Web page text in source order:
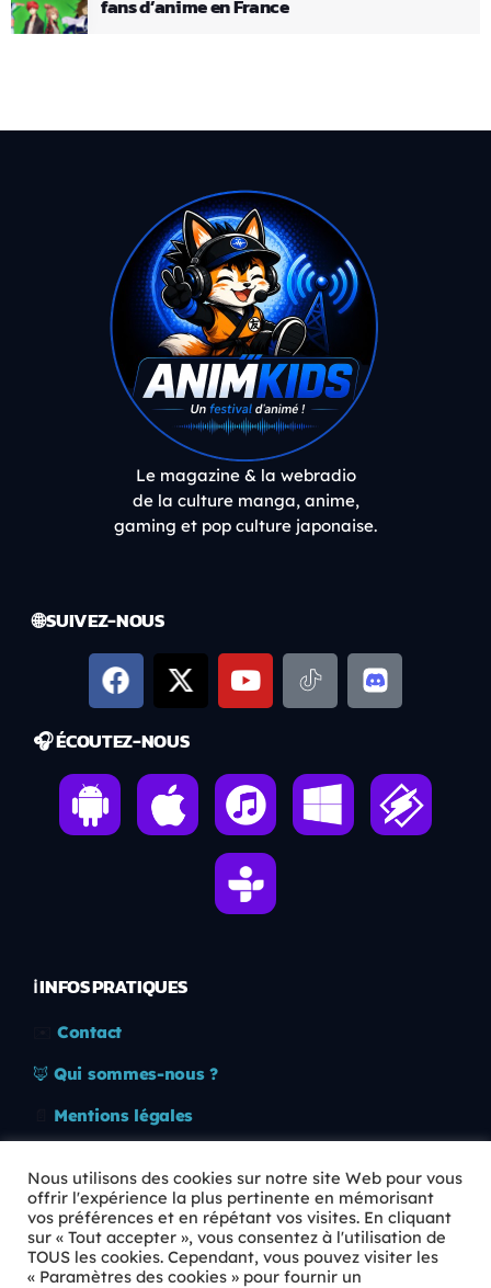
fans d’anime en France
Le magazine & la webradio
de la culture manga, anime,
gaming et pop culture japonaise.
🌐 SUIVEZ-NOUS
🎧 ÉCOUTEZ-NOUS
ℹ️ INFOS PRATIQUES
Contact
🦊 Qui sommes-nous ?
Mentions légales
🛡️ RGPD
Copyright © 2026 Animkids. Tous droits réservés.
Nous utilisons des cookies sur notre site Web pour vous
offrir l'expérience la plus pertinente en mémorisant
vos préférences et en répétant vos visites. En cliquant
sur « Tout accepter », vous consentez à l'utilisation de
TOUS les cookies. Cependant, vous pouvez visiter les
« Paramètres des cookies » pour fournir un